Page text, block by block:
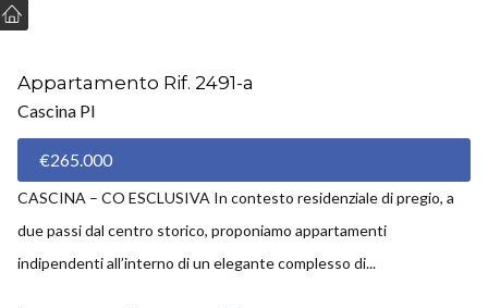
Appartamento Rif. 2491-a
Cascina PI
€265.000
CASCINA – CO ESCLUSIVA In contesto residenziale di pregio, a
due passi dal centro storico, proponiamo appartamenti
indipendenti all’interno di un elegante complesso di...